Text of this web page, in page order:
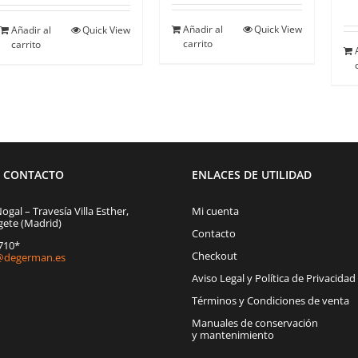
era:
12,00€.
es:
6,00€.
Añadir al
carrito
Quick View
era:
300,00€.
es:
100,00€.
Añadir al
carrito
Quick View
CONTACTO
– Travesía Villa Esther,
(Madrid)
ENLACES DE UTILIDAD
Mi cuenta
Contacto
Checkout
Aviso Legal y Política de Privacidad
Términos y Condiciones de venta
Manuales de conservación
y mantenimiento